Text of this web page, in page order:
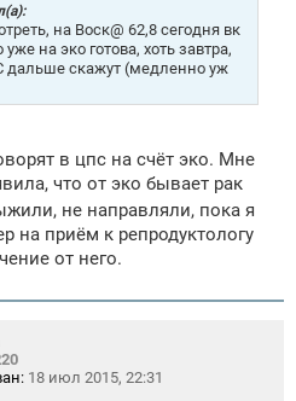
на Воск@ 62,8 сегодня вк
на эко готова, хоть завтра,
дальше скажут (медленно уж
в цпс на счёт эко. Мне
что от эко бывает рак
не направляли, пока я
на приём к репродуктологу
от него.
18 июл 2015, 22:31